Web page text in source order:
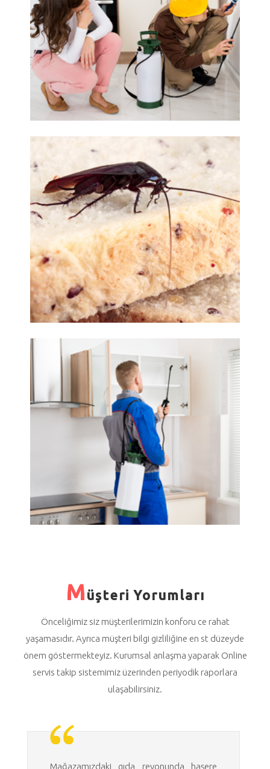
M üşteri Yorumları
Önceliğimiz siz müşterilerimizin konforu ce rahat
yaşamasıdır. Ayrıca müşteri bilgi gizliliğine en st düzeyde
önem göstermekteyiz. Kurumsal anlaşma yaparak Online
servis takip sistemimiz üzerinden periyodik raporlara
ulaşabilirsiniz.
Mağazamızdaki gıda reyonunda haşere